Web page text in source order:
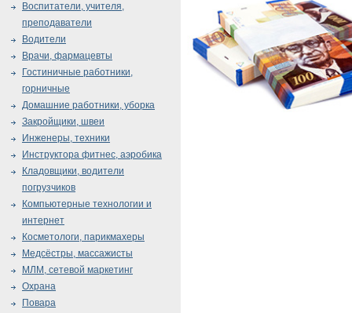
Воспитатели, учителя,
преподаватели
Водители
Врачи, фармацевты
Гостиничные работники,
горничные
Домашние работники, уборка
Закройщики, швеи
Инженеры, техники
Инструктора фитнес, аэробика
Кладовщики, водители
погрузчиков
Компьютерные технологии и
интернет
Косметологи, парикмахеры
Медсёстры, массажисты
МЛМ, сетевой маркетинг
Охрана
Повара